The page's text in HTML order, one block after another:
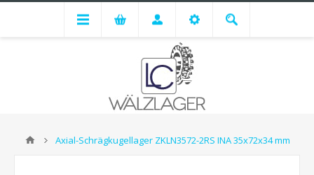
Axial-Schrägkugellager ZKLN3572-2RS INA 35x72x34 mm